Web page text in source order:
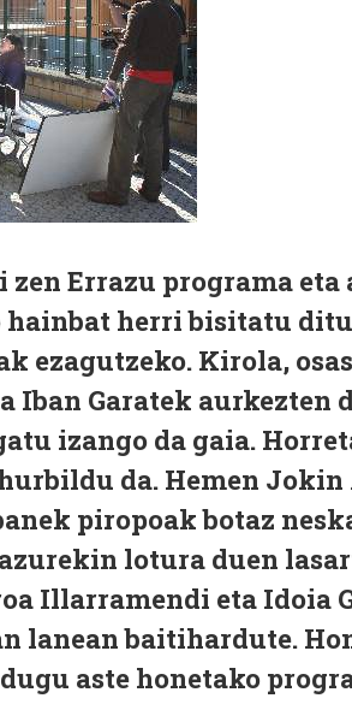
Errazu programa eta
hainbat herri bisitatu
ezagutzeko. Kirola,
Garatek aurkezten
izango da gaia.
da. Hemen
piropoak botaz
lotura duen
Illarramendi eta Idoia
lanean baitihardute.
aste honetako